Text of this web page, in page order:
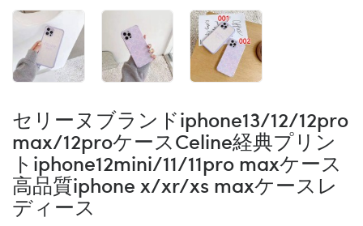
セリーヌブランドiphone13/12/12pro
max/12proケースCeline経典プリン
トiphone12mini/11/11pro maxケース
高品質iphone x/xr/xs maxケースレ
ディース